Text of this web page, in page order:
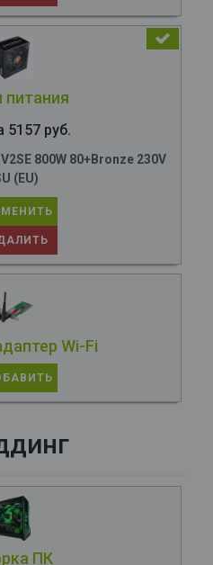
питания
5157 руб.
800W 80+Bronze 230V
(EU)
Wi-Fi
ПК